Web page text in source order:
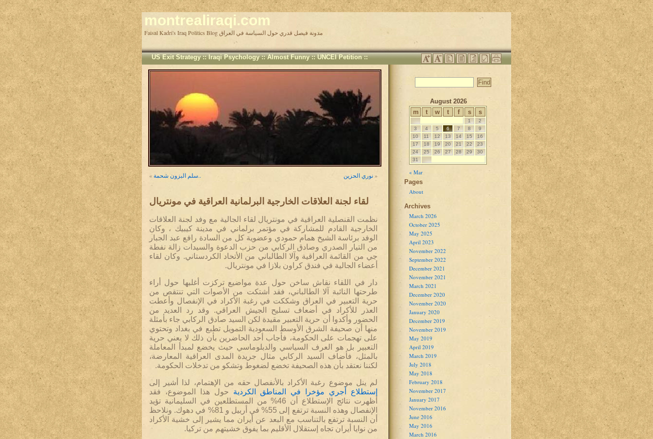
montrealiraqi.com
Faisal Kadri's Iraq Politics Blog مدونة فيصل قدري حول السياسة في العراق
US Exit Strategy::Iraqi Psychology::Almost Funny::UNCEI Petition::
« سلم البزون شحمة.. نوري الحزين »
لقاء لجنة العلاقات الخارجية البرلمانية العراقية في مونتريال
نظمت القنصلية العراقية في مونتريال لقاء الجالية مع وفد لجنة العلاقات
الخارجية القادم للمشاركة في مؤتمر برلماني في مدينة كيبيك ، وكان
الوفد برئاسة الشيخ همام حمودي وعضوية كل من السادة رافع عبد الجبار
من التيار الصدري وصادق الركابي من حزب الدعوة والسيدات زالة نفطة
جي من القائمة العراقية وآلا الطالباني من الأتحاد الكردستاني. وكان لقاء
أعضاء الجالية في فندق كراون بلازا في مونتريال.
دار في اللقاء نقاش ساخن حول عدة مواضيع تركزت أغلبها حول أراء
طرحتها النائبة آلا الطالباني، فقد أشتكت من الأصوات التي تنتقص من
حرية التعبير في العراق وشككت في رغبة الأكراد في الإنفصال وأعطت
العذر للأكراد في أضعاف تسليح الجيش العراقي. وقد رد العديد من
الحضور وأكدوا أن حرية التعبير مقيدة لكن السيد صادق الركابي جاء بأمثلة
منها أن صحيفة الشرق الأوسط السعودية التمويل تطبع في بغداد وتحتوي
على تهجمات على الحكومة، فأجاب أحد الحاضرين بأن ذلك لا يعني حرية
التعبير بل هو العرف السياسي والدبلوماسي حيث يخضع لمبدأ المعاملة
بالمثل، فأضاف السيد الركابي مثال جريدة المدى العراقية المعارضة،
لكننا نعتقد بأن هذه الصحيفة تخضع لضغوط وتشكو من تدخلات الحكومة.
لم ينل موضوع رغبة الأكراد بالأنفصال حقه من الإهتمام، لذا أشير إلى
إستطلاع أجري مؤخرا في المناطق الكردية حول هذا الموضوع، فقد
أظهرت نتائج الإستطلاع أن 46% من المستطلعين في السليمانية تؤيد
الإنفصال وهذه النسبة ترتفع إلى 55% في أربيل و 81% في دهوك. ونلاحظ
أن النسبة ترتفع بالتناسب مع البعد عن أيران مما يشير إلى خشية الأكراد
من نوايا أيران تجاه إستقلال الأقليم بما يفوق خشيتهم من تركيا.
August 2026
m
t w t f s s
1
2
3
4 5 6 7 8
9
10
11 12 13 14 15
16
17
18 19 20 21 22
23
24
25 26 27 28 29
30
31
« Mar
Pages
About
Archives
March 2026
October 2025
May 2025
April 2023
November 2022
September 2022
December 2021
November 2021
March 2021
December 2020
November 2020
January 2020
December 2019
November 2019
May 2019
April 2019
March 2019
July 2018
May 2018
February 2018
November 2017
January 2017
November 2016
June 2016
May 2016
March 2016